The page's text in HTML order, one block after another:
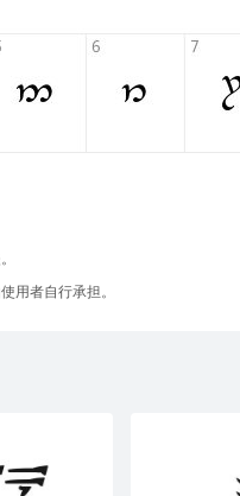
用者自行承担。